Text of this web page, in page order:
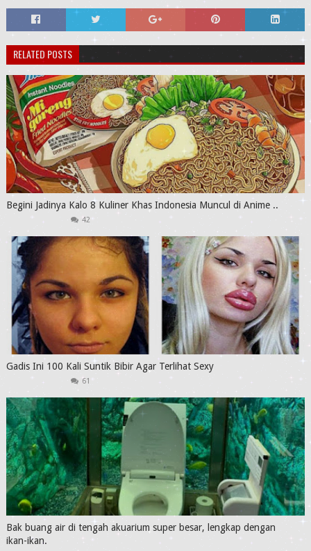
RELATED POSTS
Begini Jadinya Kalo 8 Kuliner Khas Indonesia Muncul di Anime ..
42
Gadis Ini 100 Kali Suntik Bibir Agar Terlihat Sexy
61
Bak buang air di tengah akuarium super besar, lengkap dengan
ikan-ikan.